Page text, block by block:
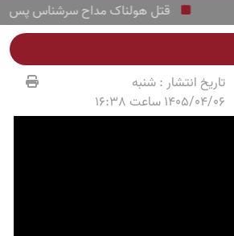
قتل هولناک مداح سرشناس پس از
تاریخ انتشار :شنبه
1405/04/06 ساعت 16:38